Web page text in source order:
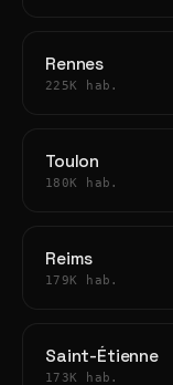
Rennes
225K hab.
Toulon
180K hab.
Reims
179K hab.
Saint-Étienne
173K hab.